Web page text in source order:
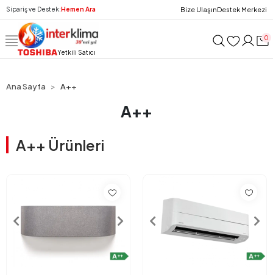
Sipariş ve Destek:Hemen Ara Bize UlaşınDestek Merkezi
Yetkili Satıcı
0
Ana Sayfa A++
A++
A++ Ürünleri